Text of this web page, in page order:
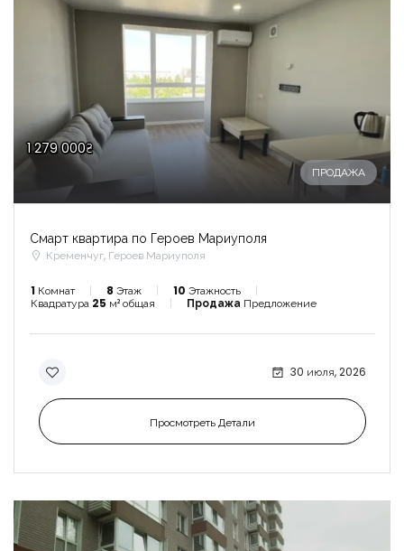
1 279 000₴
ПРОДАЖА
Смарт квартира по Героев Мариуполя
Кременчуг, Героев Мариуполя
1 Комнат 8 Этаж 10 Этажность
Квадратура 25 м² общая Продажа Предложение
30 июля, 2026
Просмотреть Детали